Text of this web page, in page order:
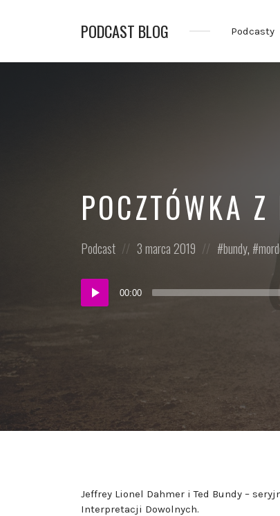
PODCAST BLOG
o
Podcasty
POCZTÓWKA
Posted
Podcast
Posted
3 marca 2019
Posted
bundy,
Odtwarzacz
plików
00:00
Jeffrey Lionel Dahmer i Ted Bundy –
Interpretacji Dowolnych.